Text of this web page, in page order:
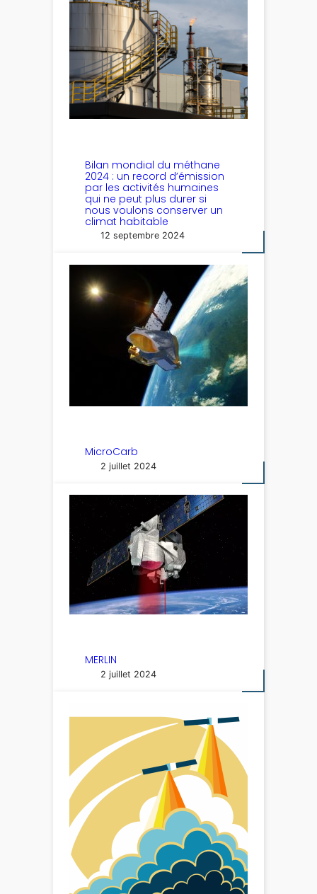
Bilan mondial du méthane
2024 : un record d’émission
par les activités humaines
qui ne peut plus durer si
nous voulons conserver un
climat habitable
12 septembre 2024
MicroCarb
2 juillet 2024
MERLIN
2 juillet 2024